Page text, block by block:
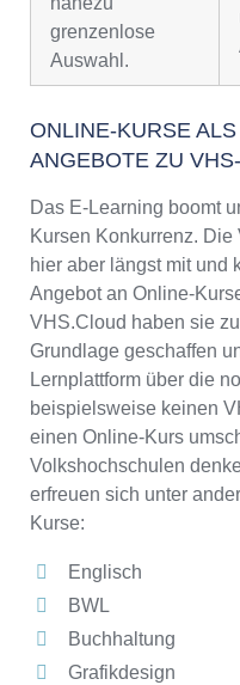
grenzenlose
Auswahl.
ONLINE-KURSE
ANGEBOTE ZU
Das E-Learning boomt
Kursen Konkurrenz.
hier aber längst mit und
Angebot an Online-
VHS.Cloud haben sie
Grundlage geschaffen
Lernplattform über die
beispielsweise keinen
einen Online-Kurs
Volkshochschulen
erfreuen sich unter
Kurse:
Englisch
BWL
Buchhaltung
Grafikdesign